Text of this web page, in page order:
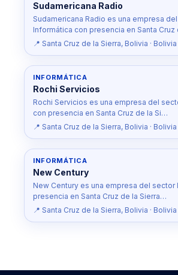
Sudamericana Radio
Sudamericana Radio es una empresa
Informática con presencia en Santa
📍 Santa Cruz de la Sierra, Bolivia · Bolivia
INFORMÁTICA
Rochi Servicios
Rochi Servicios es una empresa del
con presencia en Santa Cruz de la Si…
📍 Santa Cruz de la Sierra, Bolivia · Bolivia
INFORMÁTICA
New Century
New Century es una empresa del sector
presencia en Santa Cruz de la Sierra…
📍 Santa Cruz de la Sierra, Bolivia · Bolivia